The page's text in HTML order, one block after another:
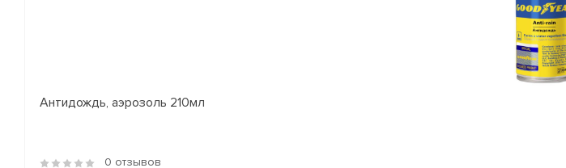
Антидождь, аэрозоль 210мл
0 отзывов